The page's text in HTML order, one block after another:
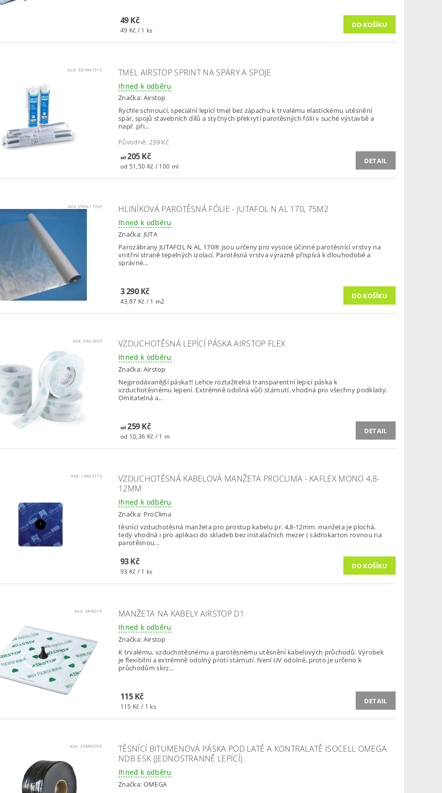
49 Kč
49 Kč / 1 ks
Kód: 3SPRINT310 TMEL AIRSTOP SPRINT NA SPÁRY A SPOJE
Ihned k odběru
Značka: Airstop
Rychle schnoucí, speciální lepící tmel bez zápachu k trvalému elastickému utěsnění
spár, spojů stavebních dílů a styčných překrytí parotěsných fólií v suché výstavbě a
např. při...
Původně: 239 Kč
od205 Kč
od 51,50 Kč / 100 ml
DETAIL
Kód: JFNAL170SP HLINÍKOVÁ PAROTĚSNÁ FÓLIE - JUTAFOL N AL 170, 75M2
Ihned k odběru
Značka: JUTA
Parozábrany JUTAFOL N AL 170® jsou určeny pro vysoce účinné parotěsnící vrstvy na
vnitřní straně tepelných izolací. Parotěsná vrstva výrazně přispívá k dlouhodobé a
správné...
3 290 Kč
43,87 Kč / 1 m2
Kód:3AFLEX30 VZDUCHOTĚSNÁ LEPÍCÍ PÁSKA AIRSTOP FLEX
Ihned k odběru
Značka: Airstop
Nejprodávanější páska!!! Lehce roztažitelná transparentní lepicí páska k
vzduchotěsnému lepení. Extrémně odolná vůči stárnutí, vhodná pro všechny podklady.
Omítatelná a...
od259 Kč
od 10,36 Kč / 1 m
DETAIL
Kód: 1AR02175
VZDUCHOTĚSNÁ KABELOVÁ MANŽETA PROCLIMA - KAFLEX MONO 4,8-
12MM
Ihned k odběru
Značka: ProClima
těsnící vzduchotěsná manžeta pro prostup kabelu pr. 4,8-12mm. manžeta je plochá,
tedy vhodná i pro aplikaci do skladeb bez instalačních mezer ( sádrokarton rovnou na
parotěsnou...
93 Kč
93 Kč / 1 ks
Kód: 3AIRD1K MANŽETA NA KABELY AIRSTOP D1
Ihned k odběru
Značka: Airstop
K trvalému, vzduchotěsnému a parotěsnému utěsnění kabelových průchodů. Výrobek
je flexibilní a extrémně odolný proti stárnutí. Není UV odolné, proto je určeno k
průchodům skrz...
115 Kč
115 Kč / 1 ks
DETAIL
Kód:3OMNDI50
TĚSNÍCÍ BITUMENOVÁ PÁSKA POD LATĚ A KONTRALATĚ ISOCELL OMEGA
NDB ESK (JEDNOSTRANNĚ LEPÍCÍ)
Ihned k odběru
Značka: OMEGA